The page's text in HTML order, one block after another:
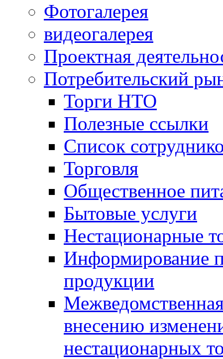
Фотогалерея
видеогалерея
Проектная
Потребительский
Торги НТО
Полезные ссылки
Список
Торговля
Общественное
Бытовые услуги
Нестационарные
Информирование
продукции
внесению
нестационарных